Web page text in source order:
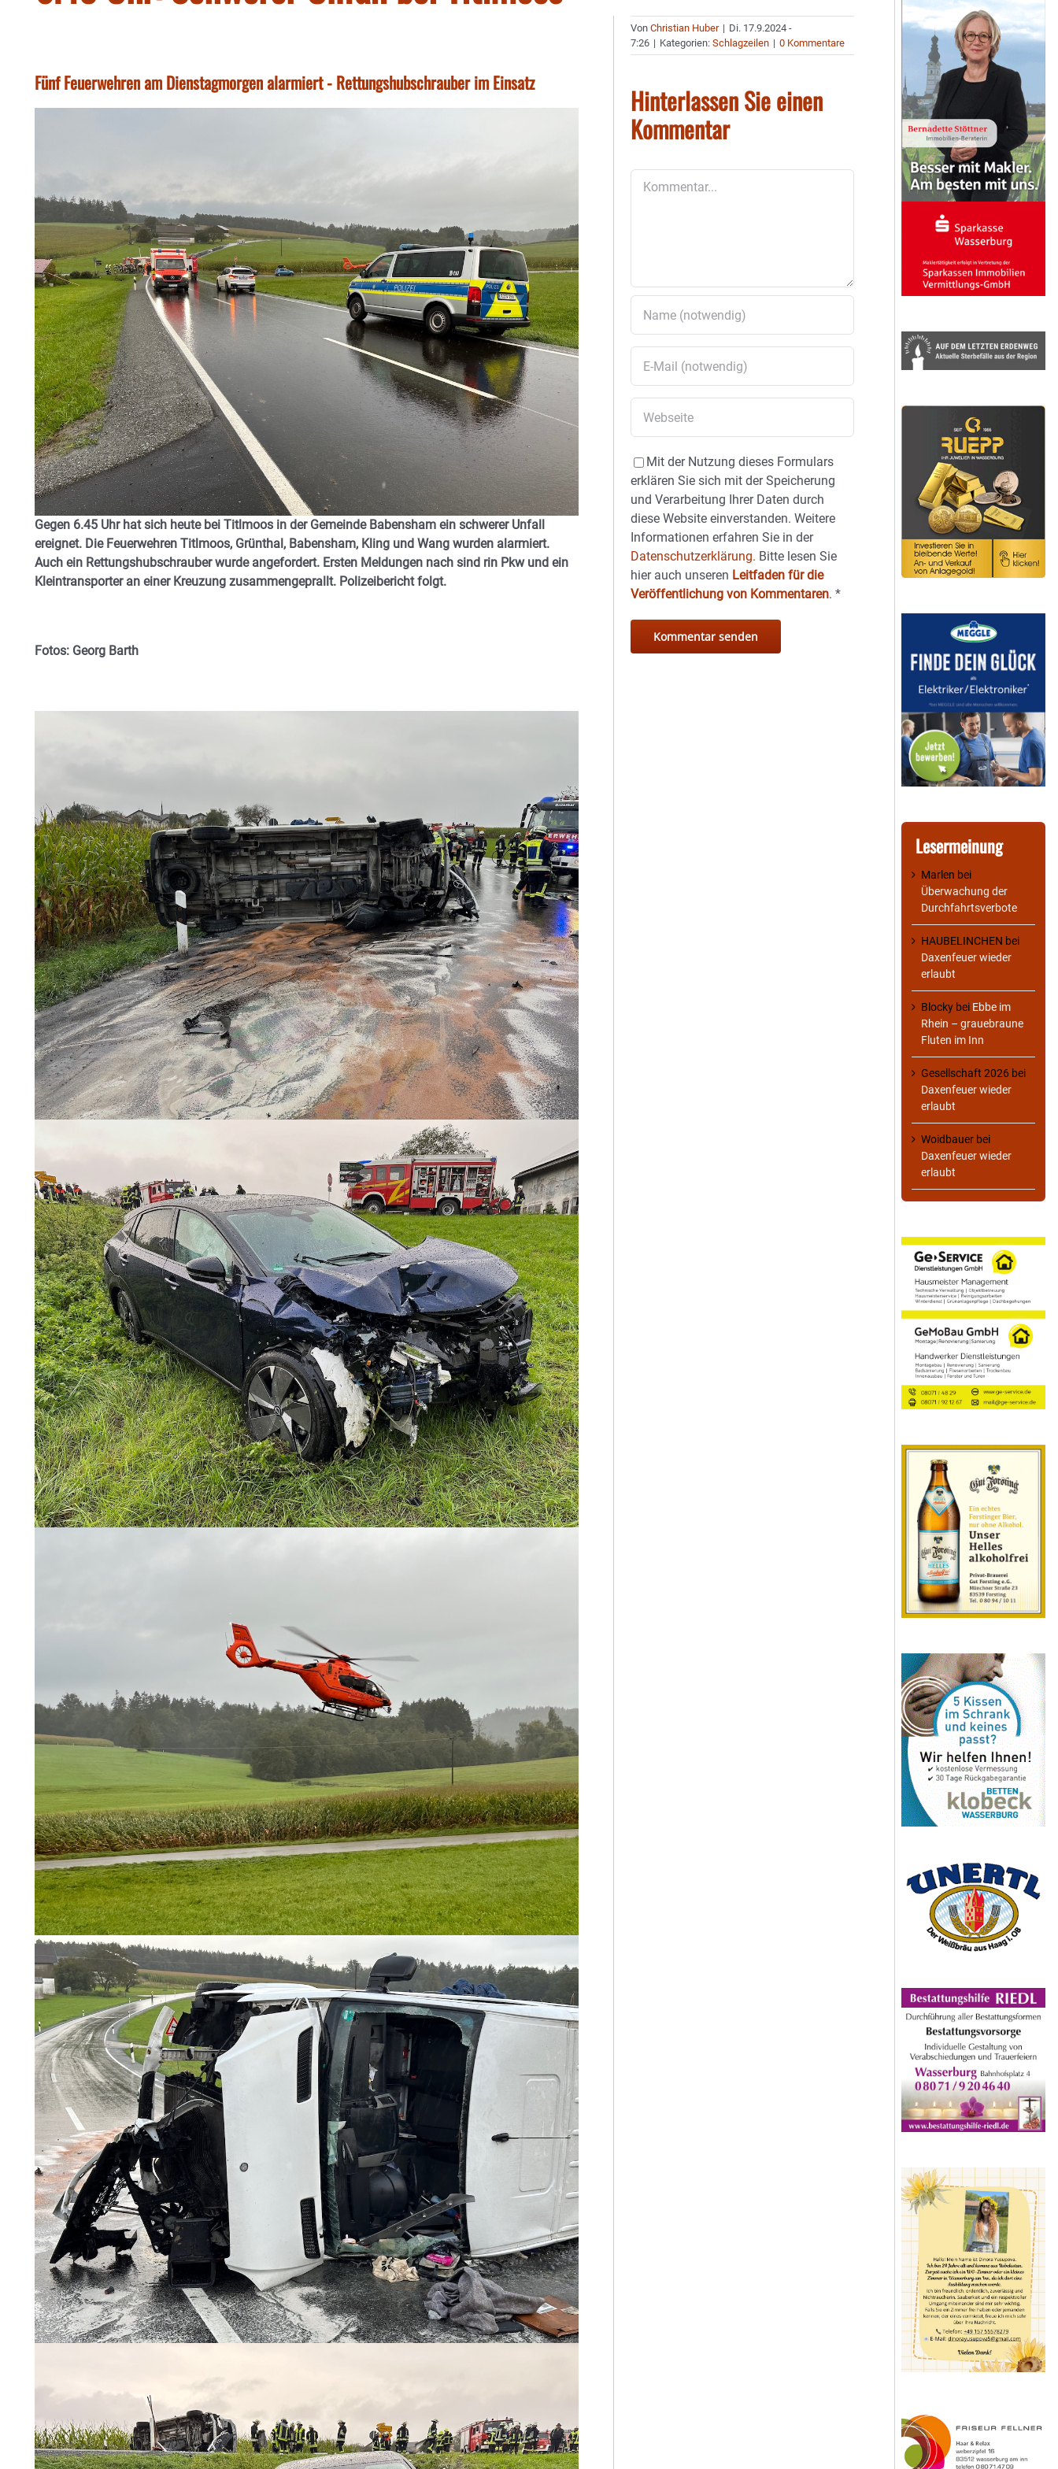
Fünf Feuerwehren am Dienstagmorgen alarmiert - Rettungshubschrauber im Einsatz
Gegen 6.45 Uhr hat sich heute bei Titlmoos in der Gemeinde Babensham ein schwerer Unfall
ereignet. Die Feuerwehren Titlmoos, Grünthal, Babensham, Kling und Wang wurden alarmiert.
Auch ein Rettungshubschrauber wurde angefordert. Ersten Meldungen nach sind rin Pkw und ein
Kleintransporter an einer Kreuzung zusammengeprallt. Polizeibericht folgt.
Fotos: Georg Barth
VonChristian Huber | Di. 17.9.2024 -
7:26 | Kategorien:Schlagzeilen | 0 Kommentare
Hinterlassen Sie einen
Kommentar
Mit der Nutzung dieses Formulars
erklären Sie sich mit der Speicherung
und Verarbeitung Ihrer Daten durch
diese Website einverstanden. Weitere
Informationen erfahren Sie in der
Datenschutzerklärung. Bitte lesen Sie
hier auch unseren Leitfaden für die
Veröffentlichung von Kommentaren.*
Lesermeinung
Marlen bei
Überwachung der
Durchfahrtsverbote
HAUBELINCHEN bei
Daxenfeuer wieder
erlaubt
Blocky bei Ebbe im
Rhein – grauebraune
Fluten im Inn
Gesellschaft 2026 bei
Daxenfeuer wieder
erlaubt
Woidbauer bei
Daxenfeuer wieder
erlaubt